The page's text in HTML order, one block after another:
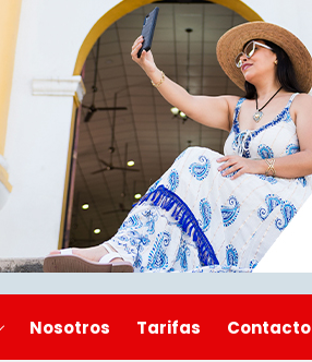
Nosotros Tarifas Contacto